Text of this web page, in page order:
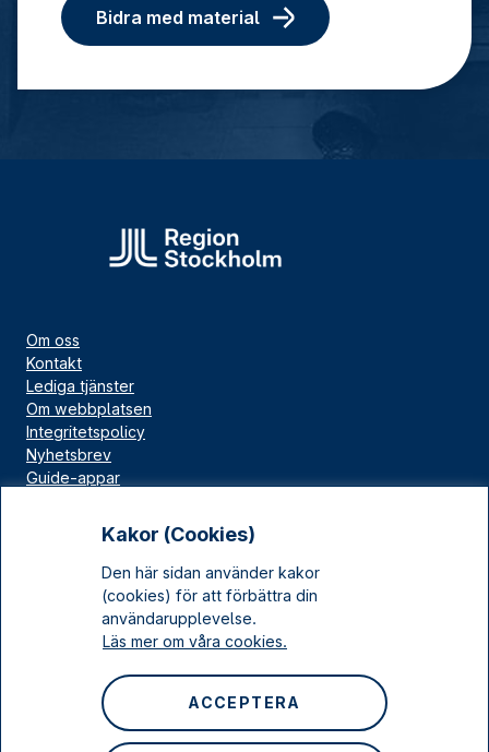
Kakor (Cookies)
Den här sidan använder kakor
(cookies) för att förbättra din
användarupplevelse.
Läs mer om våra cookies.
ACCEPTERA
Bidra med material
Om oss
Kontakt
Lediga tjänster
Om webbplatsen
Integritetspolicy
Nyhetsbrev
Guide-appar
Kulturarv Stockholm
Sociala medier
Instagram
LinkedIn
YouTube